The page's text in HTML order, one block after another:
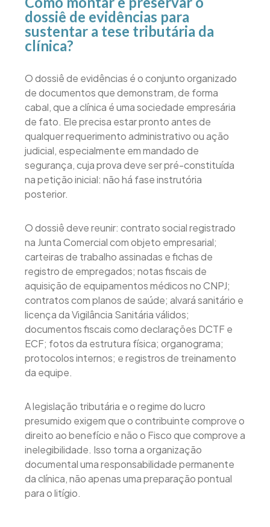
dossiê de evidências para
sustentar a tese tributária da
clínica?
O dossiê de evidências é o conjunto organizado
de documentos que demonstram, de forma
cabal, que a clínica é uma sociedade empresária
de fato. Ele precisa estar pronto antes de
qualquer requerimento administrativo ou ação
judicial, especialmente em mandado de
segurança, cuja prova deve ser pré-constituída
na petição inicial: não há fase instrutória
posterior.
O dossiê deve reunir: contrato social registrado
na Junta Comercial com objeto empresarial;
carteiras de trabalho assinadas e fichas de
registro de empregados; notas fiscais de
aquisição de equipamentos médicos no CNPJ;
contratos com planos de saúde; alvará sanitário e
licença da Vigilância Sanitária válidos;
documentos fiscais como declarações DCTF e
ECF; fotos da estrutura física; organograma;
protocolos internos; e registros de treinamento
da equipe.
A legislação tributária e o regime do lucro
presumido exigem que o contribuinte comprove o
direito ao benefício e não o Fisco que comprove a
inelegibilidade. Isso torna a organização
documental uma responsabilidade permanente
da clínica, não apenas uma preparação pontual
para o litígio.